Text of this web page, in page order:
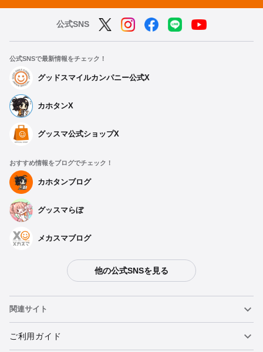
公式SNS
公式SNSで最新情報をチェック！
グッドスマイルカンパニー公式X
カホタンX
グッスマ公式ショップX
おすすめ情報をブログでチェック！
カホタンブログ
グッスマらぼ
メカスマブログ
他の公式SNSを見る
関連サイト
ねんどろいど
ご利用ガイド